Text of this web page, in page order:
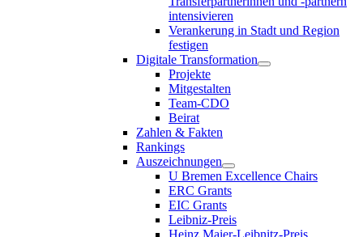
intensivieren
Verankerung in Stadt und Region
festigen
Digitale Transformation
Projekte
Mitgestalten
Team-CDO
Beirat
Zahlen & Fakten
Rankings
Auszeichnungen
U Bremen Excellence Chairs
ERC Grants
EIC Grants
Leibniz-Preis
Heinz Maier-Leibnitz-Preis